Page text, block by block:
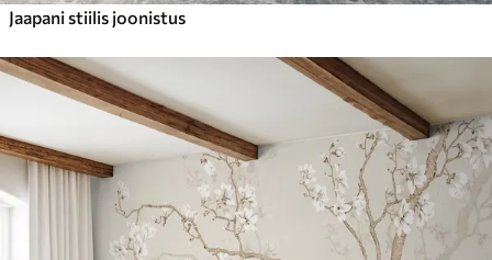
Jaapani stiilis joonistus